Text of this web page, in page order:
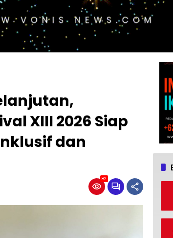
XIII 2026 Siap
dan
82